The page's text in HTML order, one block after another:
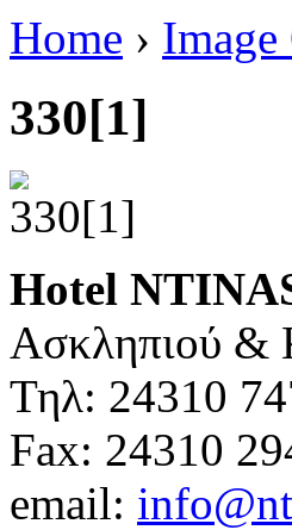
Home › Image
330[1]
Hotel
Ασκληπιού &
Τηλ: 24310
Fax: 24310
email: